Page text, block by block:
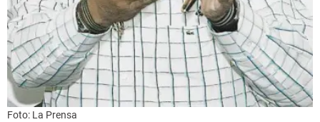
Foto: La Prensa